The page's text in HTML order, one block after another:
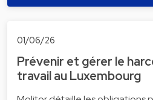
01/06/26
Prévenir et gérer le
travail au Luxembourg